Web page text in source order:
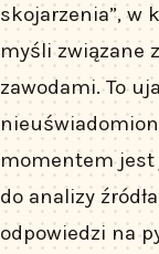
skojarzenia”, w
myśli związane
zawodami. To
momentem jest
do analizy
odpowiedzi na